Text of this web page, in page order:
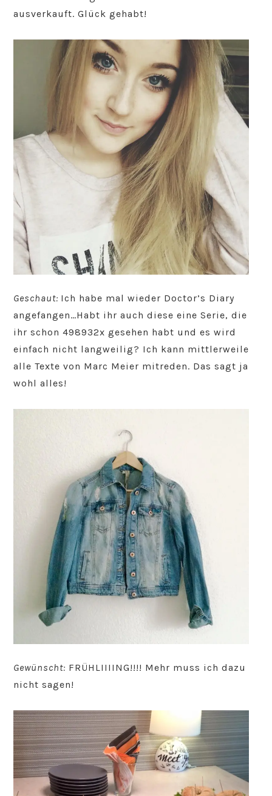
ausverkauft. Glück gehabt!
Geschaut: Ich habe mal wieder Doctor’s Diary
angefangen…Habt ihr auch diese eine Serie, die
ihr schon 498932x gesehen habt und es wird
einfach nicht langweilig? Ich kann mittlerweile
alle Texte von Marc Meier mitreden. Das sagt ja
wohl alles!
Gewünscht: FRÜHLIIIING!!!! Mehr muss ich dazu
nicht sagen!